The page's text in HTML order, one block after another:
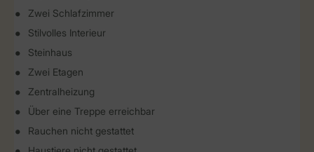
Zwei Schlafzimmer
Stilvolles Interieur
Steinhaus
Zwei Etagen
Zentralheizung
Über eine Treppe erreichbar
Rauchen nicht gestattet